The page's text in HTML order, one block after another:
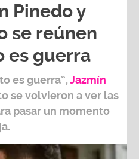
Pinedo y
se reúnen
es guerra
es guerra”,Jazmín
se volvieron a ver las
pasar un momento